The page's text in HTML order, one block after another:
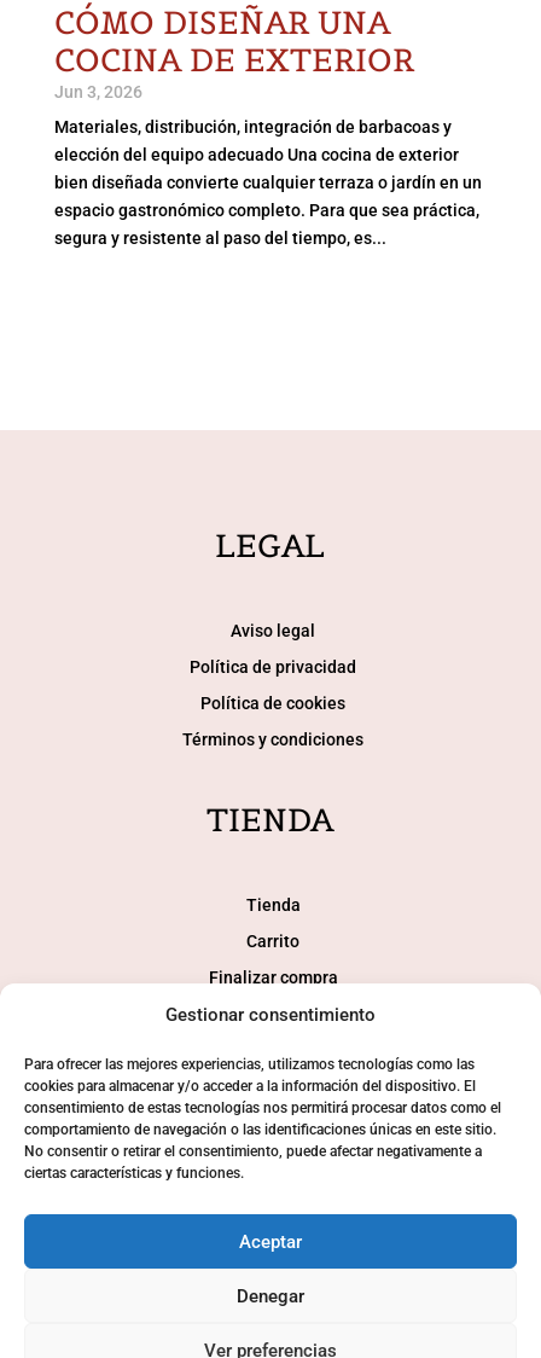
Gestionar consentimiento
Para ofrecer las mejores experiencias, utilizamos tecnologías como las
cookies para almacenar y/o acceder a la información del dispositivo. El
consentimiento de estas tecnologías nos permitirá procesar datos como el
comportamiento de navegación o las identificaciones únicas en este sitio.
No consentir o retirar el consentimiento, puede afectar negativamente a
ciertas características y funciones.
Aceptar
Denegar
Ver preferencias
CÓMO DISEÑAR UNA
COCINA DE EXTERIOR
Jun 3, 2026
Materiales, distribución, integración de barbacoas y
elección del equipo adecuado Una cocina de exterior
bien diseñada convierte cualquier terraza o jardín en un
espacio gastronómico completo. Para que sea práctica,
segura y resistente al paso del tiempo, es...
LEGAL
Aviso legal
Política de privacidad
Política de cookies
Términos y condiciones
TIENDA
Tienda
Carrito
Finalizar compra
Mi cuenta
SOCIAL
© 2024 Consaborahumo.com | Desarollo tienda online